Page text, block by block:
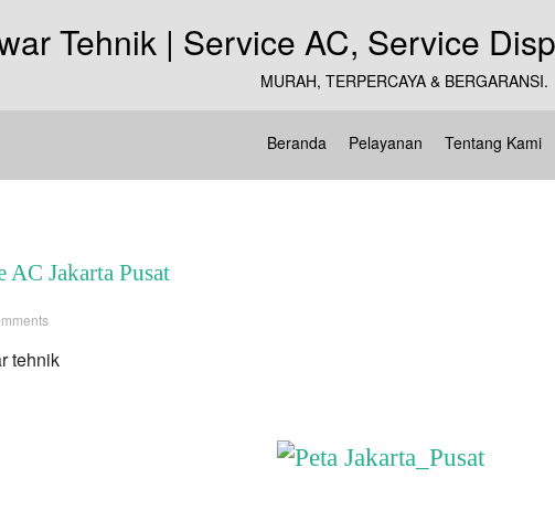
MURAH, TERPERCAYA & BERGARANSI.
Beranda Pelayanan Tentang Kami
AC Jakarta Pusat